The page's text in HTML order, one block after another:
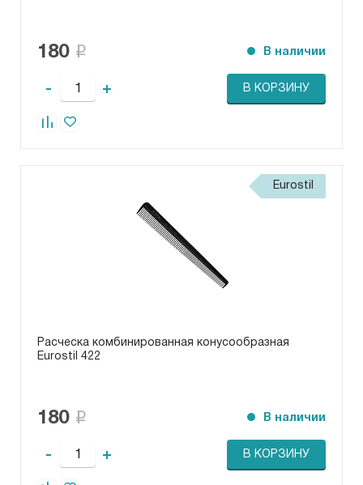
180 В наличии
- + В КОРЗИНУ
Eurostil
Расческа комбинированная конусообразная
Eurostil 422
180 В наличии
- + В КОРЗИНУ